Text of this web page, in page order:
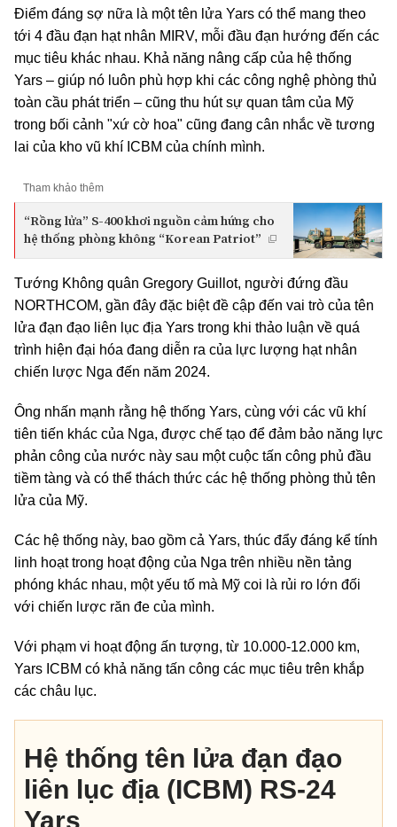
Điểm đáng sợ nữa là một tên lửa Yars có thể mang theo
tới 4 đầu đạn hạt nhân MIRV, mỗi đầu đạn hướng đến các
mục tiêu khác nhau. Khả năng nâng cấp của hệ thống
Yars – giúp nó luôn phù hợp khi các công nghệ phòng thủ
toàn cầu phát triển – cũng thu hút sự quan tâm của Mỹ
trong bối cảnh "xứ cờ hoa" cũng đang cân nhắc về tương
lai của kho vũ khí ICBM của chính mình.
Tham khảo thêm
“Rồng lửa” S-400 khơi nguồn cảm hứng cho
hệ thống phòng không “Korean Patriot”
Tướng Không quân Gregory Guillot, người đứng đầu
NORTHCOM, gần đây đặc biệt đề cập đến vai trò của tên
lửa đạn đạo liên lục địa Yars trong khi thảo luận về quá
trình hiện đại hóa đang diễn ra của lực lượng hạt nhân
chiến lược Nga đến năm 2024.
Ông nhấn mạnh rằng hệ thống Yars, cùng với các vũ khí
tiên tiến khác của Nga, được chế tạo để đảm bảo năng lực
phản công của nước này sau một cuộc tấn công phủ đầu
tiềm tàng và có thể thách thức các hệ thống phòng thủ tên
lửa của Mỹ.
Các hệ thống này, bao gồm cả Yars, thúc đẩy đáng kể tính
linh hoạt trong hoạt động của Nga trên nhiều nền tảng
phóng khác nhau, một yếu tố mà Mỹ coi là rủi ro lớn đối
với chiến lược răn đe của mình.
Với phạm vi hoạt động ấn tượng, từ 10.000-12.000 km,
Yars ICBM có khả năng tấn công các mục tiêu trên khắp
các châu lục.
Hệ thống tên lửa đạn đạo
liên lục địa (ICBM) RS-24
Yars